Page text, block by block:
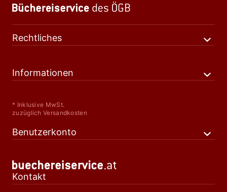
Rechtliches
Informationen
* Inklusive MwSt.
zuzüglich Versandkosten
Benutzerkonto
Kontakt